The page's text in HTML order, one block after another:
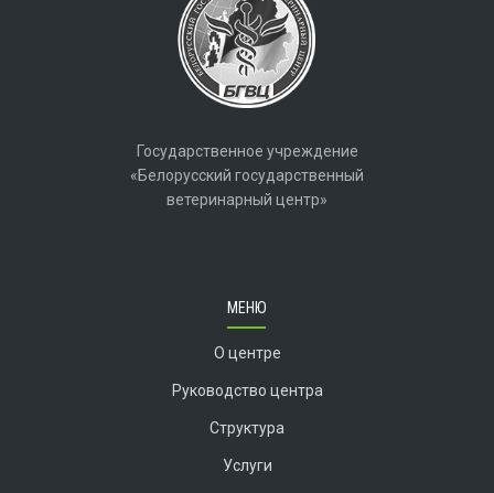
Государственное учреждение
«Белорусский государственный
ветеринарный центр»
МЕНЮ
О центре
Руководство центра
Структура
Услуги